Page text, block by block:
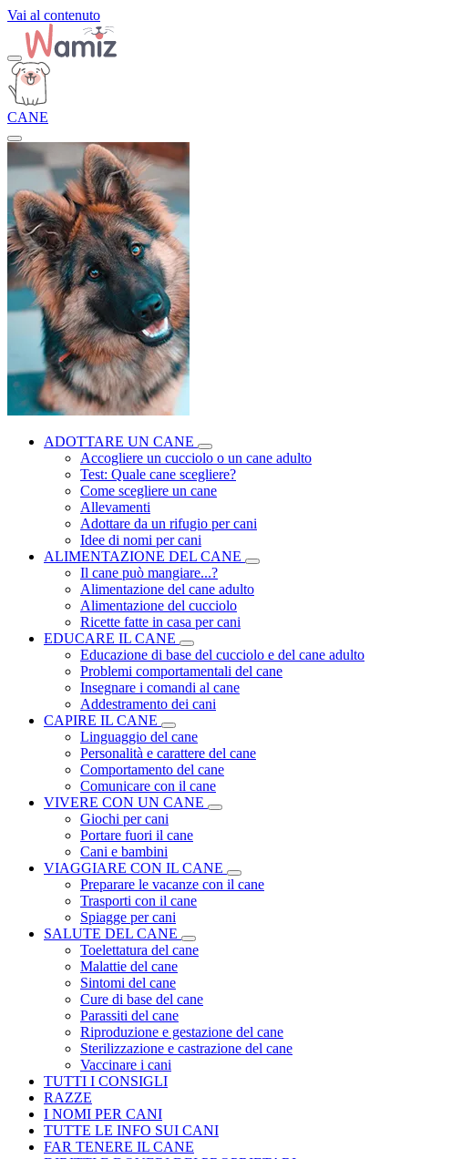
Vai al contenuto
CANE
ADOTTARE UN CANE
Accogliere un cucciolo o un cane adulto
Test: Quale cane scegliere?
Come scegliere un cane
Allevamenti
Adottare da un rifugio per cani
Idee di nomi per cani
ALIMENTAZIONE DEL CANE
Il cane può mangiare...?
Alimentazione del cane adulto
Alimentazione del cucciolo
Ricette fatte in casa per cani
EDUCARE IL CANE
Educazione di base del cucciolo e del cane adulto
Problemi comportamentali del cane
Insegnare i comandi al cane
Addestramento dei cani
CAPIRE IL CANE
Linguaggio del cane
Personalità e carattere del cane
Comportamento del cane
Comunicare con il cane
VIVERE CON UN CANE
Giochi per cani
Portare fuori il cane
Cani e bambini
VIAGGIARE CON IL CANE
Preparare le vacanze con il cane
Trasporti con il cane
Spiagge per cani
SALUTE DEL CANE
Toelettatura del cane
Malattie del cane
Sintomi del cane
Cure di base del cane
Parassiti del cane
Riproduzione e gestazione del cane
Sterilizzazione e castrazione del cane
Vaccinare i cani
TUTTI I CONSIGLI
RAZZE
I NOMI PER CANI
TUTTE LE INFO SUI CANI
FAR TENERE IL CANE